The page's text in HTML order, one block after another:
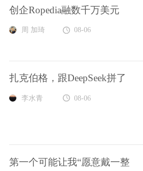
创企Ropedia融数千万美元
周 加琦 08-06
扎克伯格，跟DeepSeek拼了
李水青 08-06
第一个可能让我“愿意戴一整